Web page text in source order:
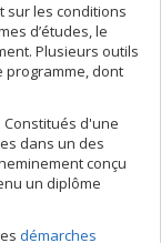
sur les conditions
d’études, le
Plusieurs outils
programme, dont
. Constitués d'une
dans un des
conçu
un diplôme
démarches